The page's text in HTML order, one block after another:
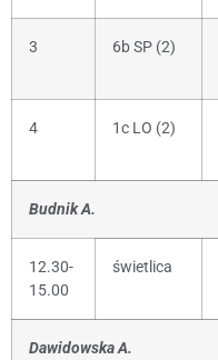
3 6b SP (2)
4 1c LO (2)
Budnik A.
12.30-
15.00
świetlica
Dawidowska A.